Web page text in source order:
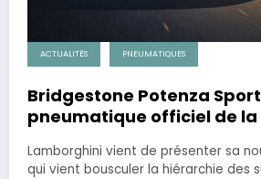
ACTUALITÉS PNEUMATIQUES
Bridgestone Potenza
pneumatique officiel de
Lamborghini vient de présenter sa
qui vient bousculer la hiérarchie des